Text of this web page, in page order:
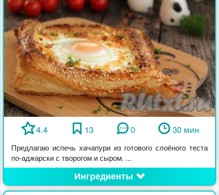
4.4 13 0 30 мин
Предлагаю испечь хачапури из готового слоёного теста
по-аджарски с творогом и сыром. ...
Ингредиенты